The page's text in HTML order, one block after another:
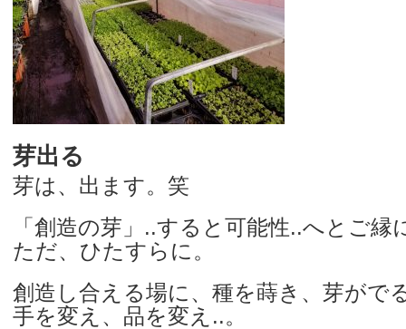
芽出る
芽は、出ます。笑
「創造の芽」..すると可能性..へとご縁
ただ、ひたすらに。
創造し合える場に、種を蒔き、芽がで
手を変え、品を変え..。